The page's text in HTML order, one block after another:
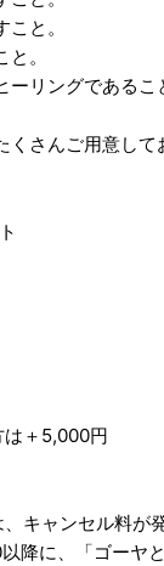
と。
。
リングであるこ
くさんご用意し
＋5,000円
キャンセル料が
降に、「ゴーヤ